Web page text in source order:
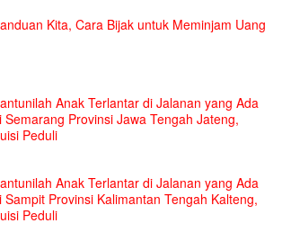
Kita, Cara Bijak untuk Meminjam Uang
Anak Terlantar di Jalanan yang Ada
Semarang Provinsi Jawa Tengah Jateng,
Peduli
Anak Terlantar di Jalanan yang Ada
Sampit Provinsi Kalimantan Tengah Kalteng,
Peduli